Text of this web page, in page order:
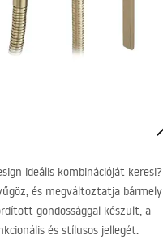
ideális kombinációját keresi?
és megváltoztatja bármely
gondossággal készült, a
és stílusos jellegét.